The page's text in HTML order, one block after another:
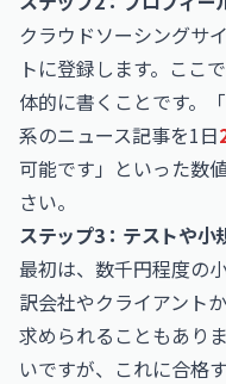
クラウドソーシングサ
トに登録します。ここ
体的に書くことです。
系のニュース記事を1日
可能です」といった数
さい。
ステップ3：テストや小
最初は、数千円程度の
訳会社やクライアント
求められることもあり
いですが、これに合格